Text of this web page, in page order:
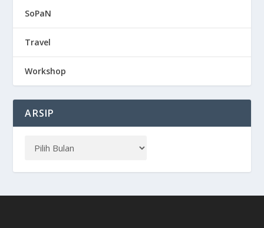
SoPaN
Travel
Workshop
ARSIP